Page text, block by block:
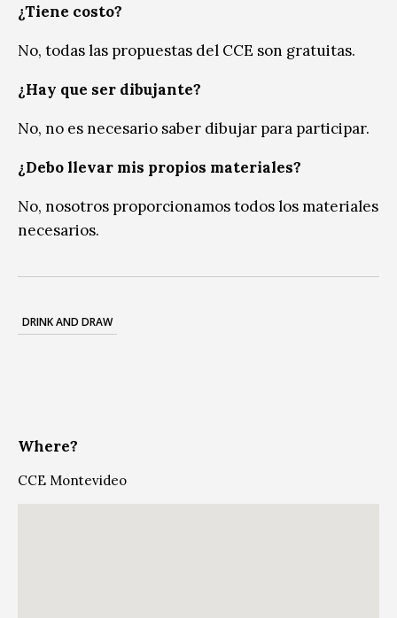
¿Tiene costo?
No, todas las propuestas del CCE son gratuitas.
¿Hay que ser dibujante?
No, no es necesario saber dibujar para participar.
¿Debo llevar mis propios materiales?
No, nosotros proporcionamos todos los materiales
necesarios.
DRINK AND DRAW
Where?
CCE Montevideo